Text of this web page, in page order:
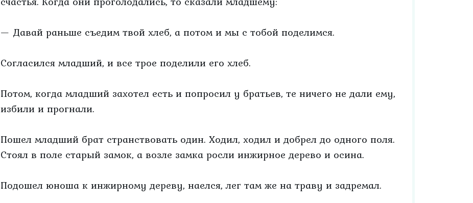
— Давай раньше съедим твой хлеб, а потом и мы с тобой поделимся.
Согласился младший, и все трое поделили его хлеб.
Потом, когда младший захотел есть и попросил у братьев, те ничего не дали ему,
избили и прогнали.
Пошел младший брат странствовать один. Ходил, ходил и добрел до одного поля.
Стоял в поле старый замок, а возле замка росли инжирное дерево и осина.
Подошел юноша к инжирному дереву, наелся, лег там же на траву и задремал.